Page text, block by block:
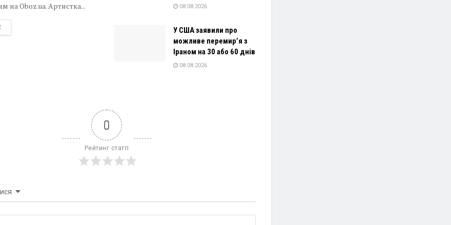
на Oboz.ua. Артистка...
DETAILS
08.08.2026
У США заявили про
можливе перемир’я з
Іраном на 30 або 60 днів
08.08.2026
0
Рейтинг статті